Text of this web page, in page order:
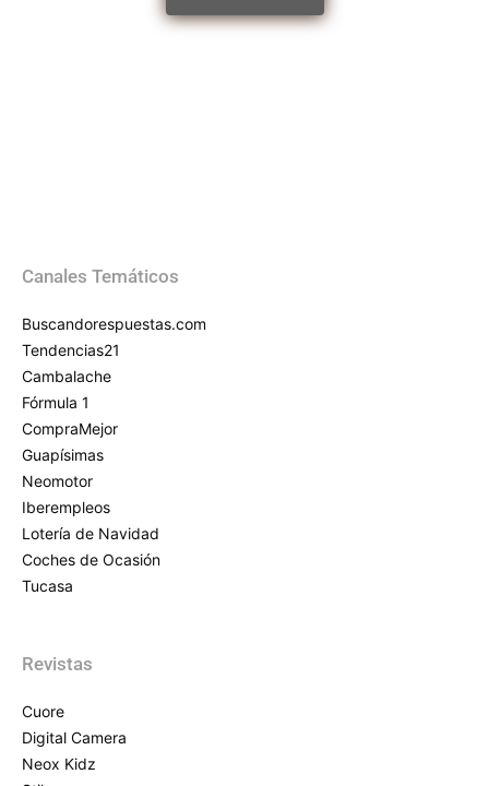
Canales Temáticos
Buscandorespuestas.com
Tendencias21
Cambalache
Fórmula 1
CompraMejor
Guapísimas
Neomotor
Iberempleos
Lotería de Navidad
Coches de Ocasión
Tucasa
Revistas
Cuore
Digital Camera
Neox Kidz